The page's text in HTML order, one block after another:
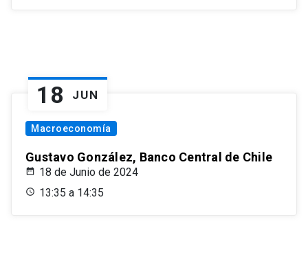
18 JUN
Macroeconomía
Gustavo González, Banco Central de Chile
18 de Junio de 2024
13:35 a 14:35